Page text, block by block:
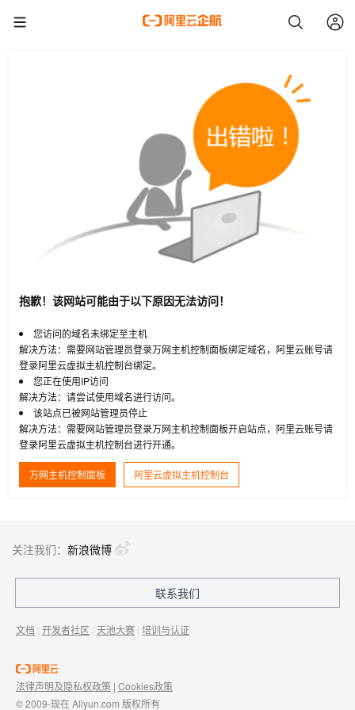
抱歉！该网站可能由于以下原因无法访问！
您访问的域名未绑定至主机
解决方法：需要网站管理员登录万网主机控制面板绑定域名，阿里云账号请
登录阿里云虚拟主机控制台绑定。
您正在使用IP访问
解决方法：请尝试使用域名进行访问。
该站点已被网站管理员停止
解决方法：需要网站管理员登录万网主机控制面板开启站点，阿里云账号请
登录阿里云虚拟主机控制台进行开通。
万网主机控制面板 阿里云虚拟主机控制台